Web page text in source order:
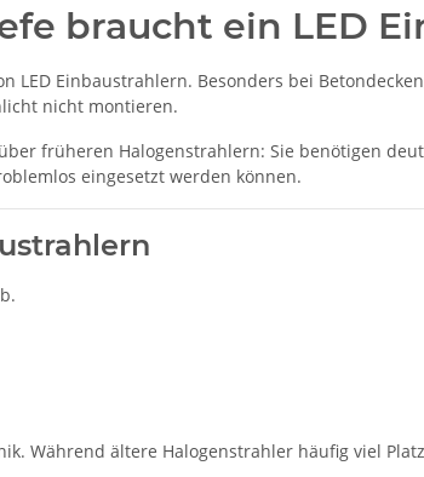
braucht ein LED
Einbaustrahlern. Besonders bei
nicht montieren.
früheren Halogenstrahlern: Sie benötigen
eingesetzt werden können.
Während ältere Halogenstrahler häufig viel